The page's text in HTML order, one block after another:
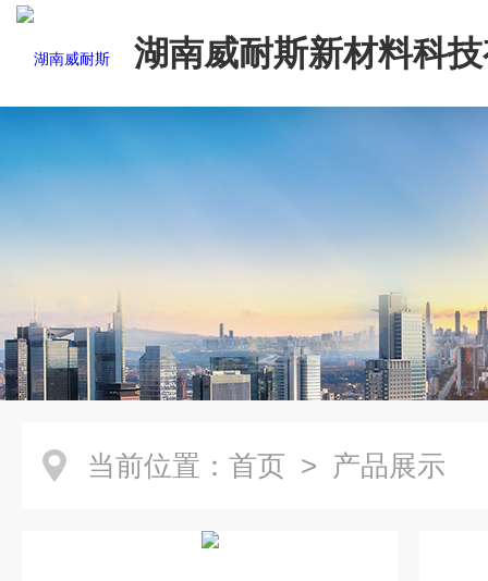
湖南威耐斯新材料科
司
当前位置： 首页 > 产品展示